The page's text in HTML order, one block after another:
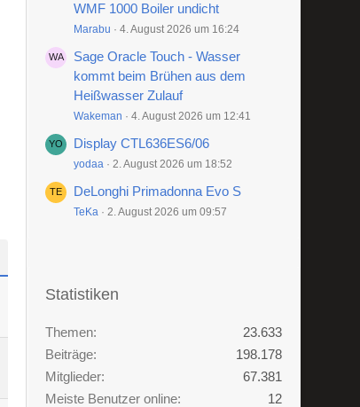
WMF 1000 Boiler undicht
Marabu 4. August 2026 um 16:24
Sage Oracle Touch - Wasser
kommt beim Brühen aus dem
Heißwasser Zulauf
Wakeman 4. August 2026 um 12:41
Display CTL636ES6/06
yodaa 2. August 2026 um 18:52
DeLonghi Primadonna Evo S
TeKa 2. August 2026 um 09:57
Statistiken
Themen
23.633
Beiträge
198.178
Mitglieder
67.381
Meiste Benutzer online
12